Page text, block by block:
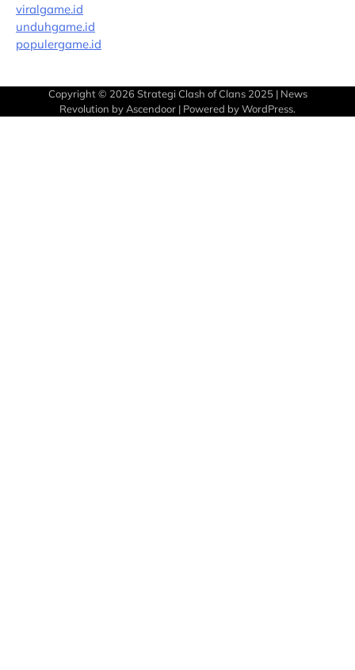
viralgame.id
unduhgame.id
populergame.id
Copyright © 2026 Strategi Clash of Clans 2025| News
Revolution byAscendoor | Powered byWordPress.